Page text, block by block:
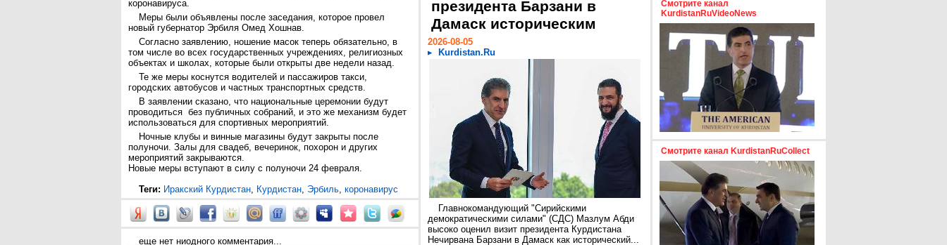
коронавируса.
Меры были объявлены после заседания, которое провел
новый губернатор Эрбиля Омед Хошнав.
Согласно заявлению, ношение масок теперь обязательно, в
том числе во всех государственных учреждениях, религиозных
объектах и школах, которые были открыты две недели назад.
Те же меры коснутся водителей и пассажиров такси,
городских автобусов и частных транспортных средств.
В заявлении сказано, что национальные церемонии будут
проводиться без публичных собраний, и это же механизм будет
использоваться для спортивных мероприятий.
Ночные клубы и винные магазины будут закрыты после
полуночи. Залы для свадеб, вечеринок, похорон и других
мероприятий закрываются.
Новые меры вступают в силу с полуночи 24 февраля.
Теги: Иракский Курдистан, Курдистан, Эрбиль, коронавирус
еще нет ниодного комментария...
президента Барзани в
Дамаск историческим
2026-08-05
Kurdistan.Ru
Главнокомандующий "Сирийскими
демократическими силами" (СДС) Мазлум Абди
высоко оценил визит президента Курдистана
Нечирвана Барзани в Дамаск как исторический...
Смотрите канал
KurdistanRuVideoNews
Смотрите канал KurdistanRuCollect